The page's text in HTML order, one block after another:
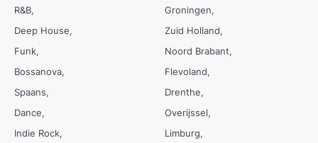
R&B
Deep House
Funk
Bossanova
Spaans
Dance
Indie Rock
Groningen
Zuid Holland
Noord Brabant
Flevoland
Drenthe
Overijssel
Limburg